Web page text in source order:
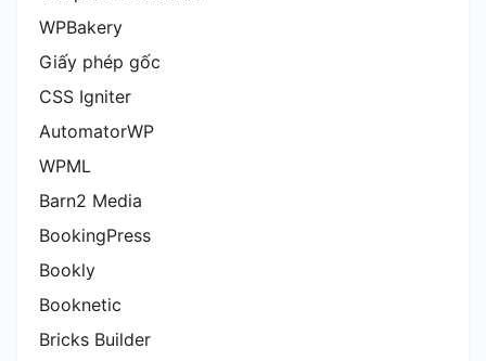
WPBakery
Giấy phép gốc
CSS Igniter
AutomatorWP
WPML
Barn2 Media
BookingPress
Bookly
Booknetic
Bricks Builder